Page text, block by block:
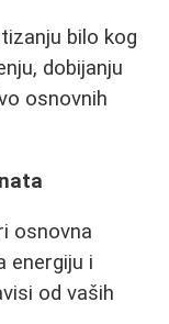
bilo kog
dobijanju
osnovnih
osnovna
energiju i
od vaših